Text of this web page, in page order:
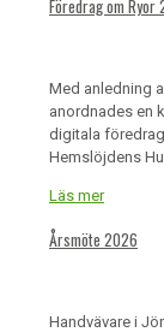
Föredrag om Ryor
Med anledning
anordnades en
digitala
Hemslöjdens
Läs mer
Årsmöte 2026
Handvävare i